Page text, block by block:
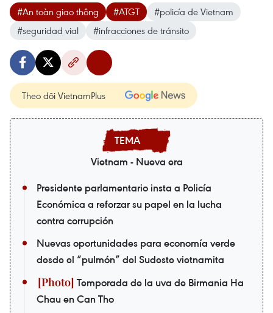
#An toàn giao thông #ATGT
#policía de Vietnam
#seguridad vial
#infracciones de tránsito
Theo dõi VietnamPlus
Vietnam - Nueva era
Presidente parlamentario insta a Policía
Económica a reforzar su papel en la lucha
contra corrupción
Nuevas oportunidades para economía verde
desde el “pulmón” del Sudeste vietnamita
Temporada de la uva de Birmania Ha
Chau en Can Tho